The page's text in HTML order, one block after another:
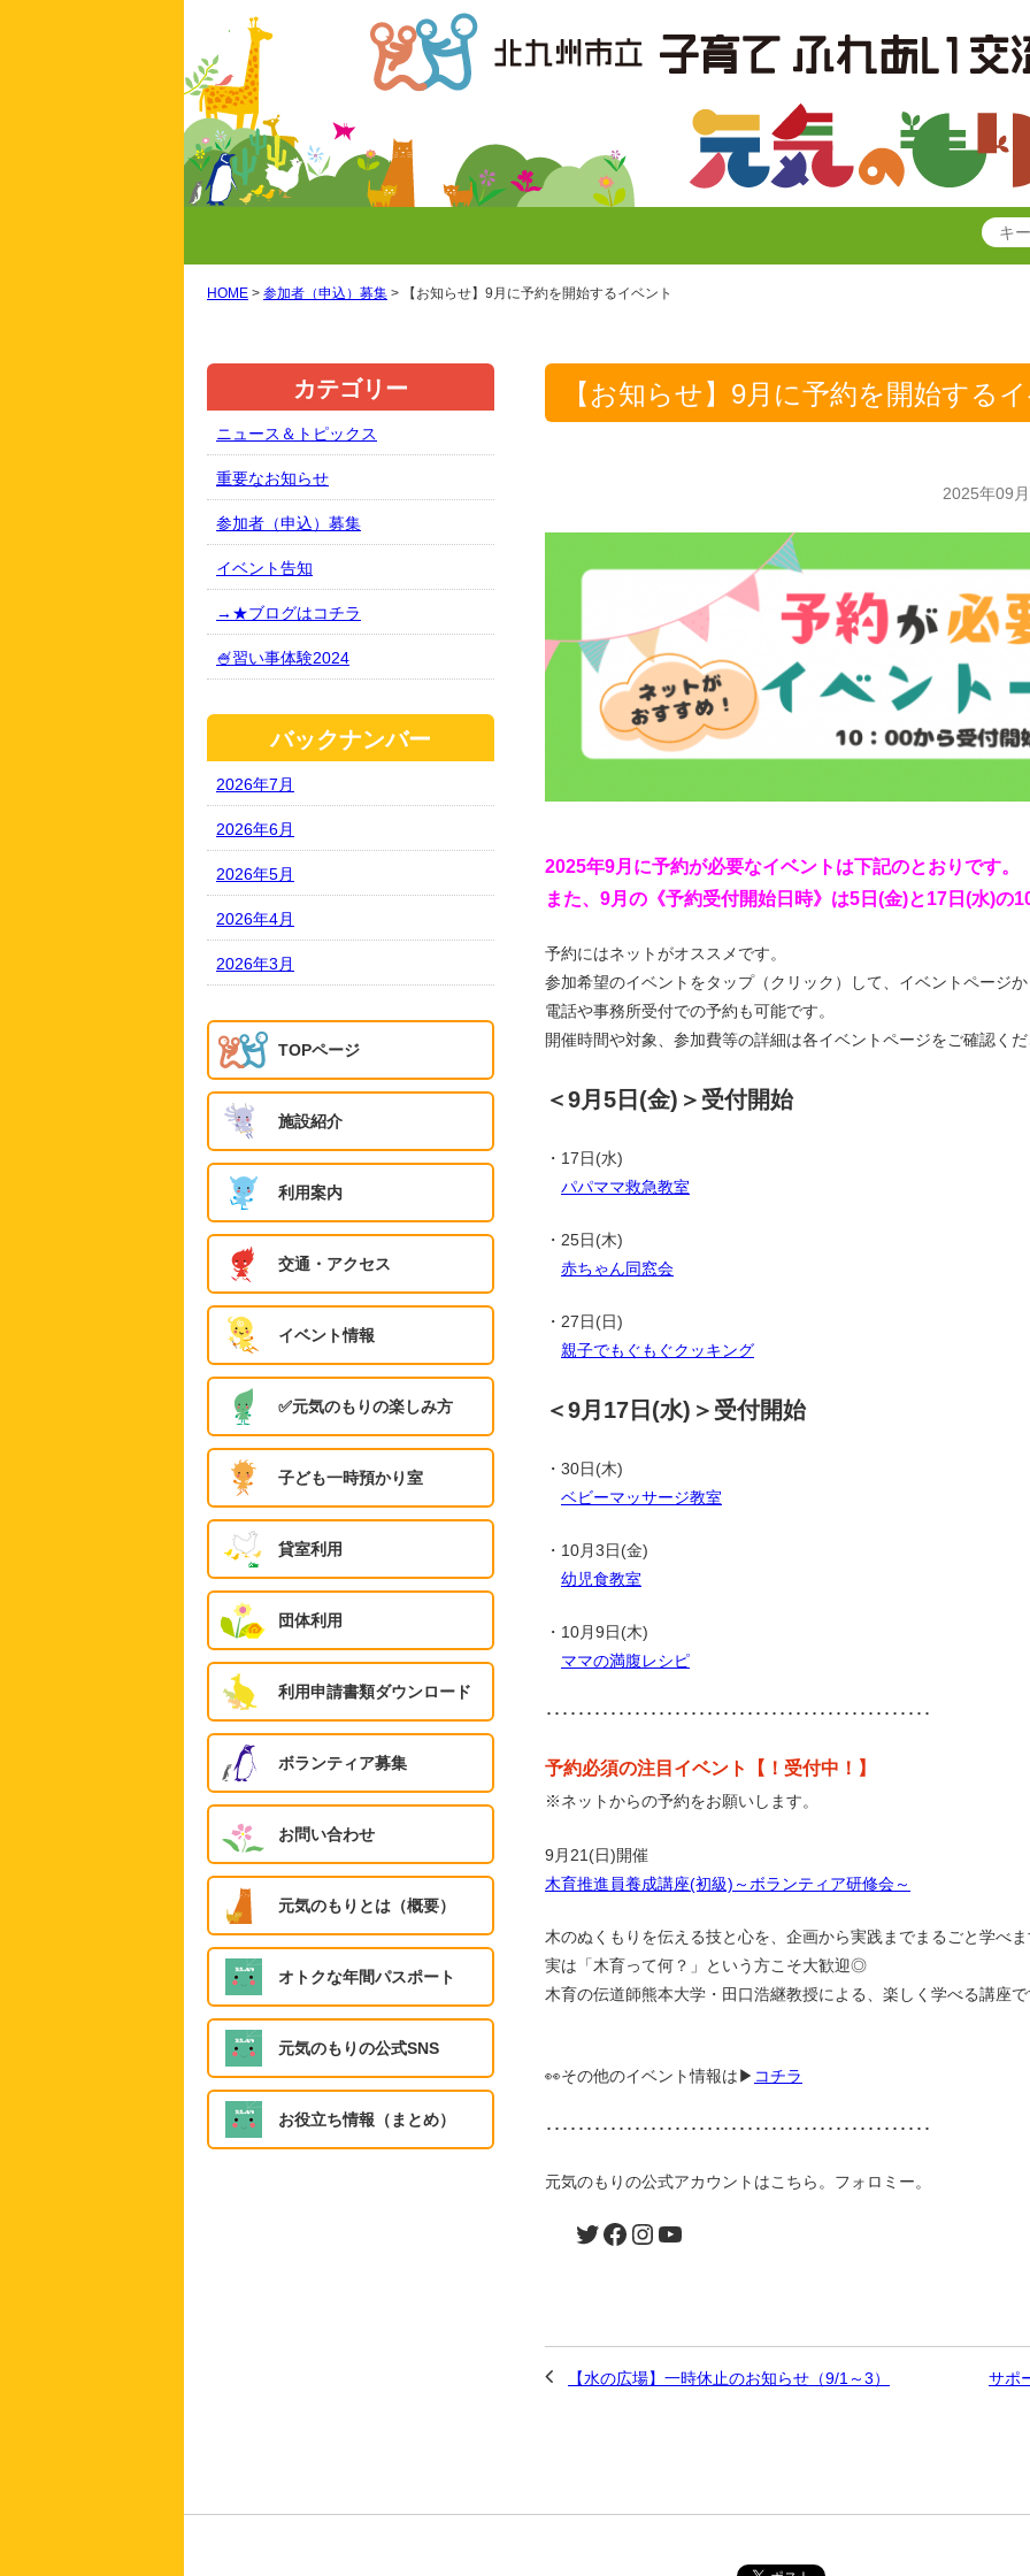
HOME > 参加者（申込）募集 > 【お知らせ】9月に予約を開始するイベント
【お知らせ】9月に予約を開始する
2025年09
2025年9月に予約が必要なイベントは下記のとおりです。
また、9月の《予約受付開始日時》は5日(金)と17日(水)の
予約にはネットがオススメです。
参加希望のイベントをタップ（クリック）して、イベントページ
電話や事務所受付での予約も可能です。
開催時間や対象、参加費等の詳細は各イベントページをご確認く
＜9月5日(金)＞受付開始
・17日(水)
パパママ救急教室
・25日(木)
赤ちゃん同窓会
・27日(日)
親子でもぐもぐクッキング
＜9月17日(水)＞受付開始
・30日(木)
ベビーマッサージ教室
・10月3日(金)
幼児食教室
・10月9日(木)
ママの満腹レシピ
････････････････････････････････････････････････
予約必須の注目イベント【！受付中！】
※ネットからの予約をお願いします。
9月21(日)開催
木育推進員養成講座(初級)～ボランティア研修会～
木のぬくもりを伝える技と心を、企画から実践までまるごと学べ
実は「木育って何？」という方こそ大歓迎◎
木育の伝道師️熊本大学・田口浩継教授による、楽しく学べる講座
👀その他のイベント情報は▶ コチラ
････････････････････････････････････････････････
元気のもりの公式アカウントはこちら。フォロミー。
【水の広場】一時休止のお知らせ（9/1～3） サポ
カテゴリー
ニュース＆トピックス
重要なお知らせ
参加者（申込）募集
イベント告知
→★ブログはコチラ
🍧習い事体験2024
バックナンバー
2026年7月
2026年6月
2026年5月
2026年4月
2026年3月
TOPページ
施設紹介
利用案内
交通・アクセス
イベント情報
✅️元気のもりの楽しみ方
子ども一時預かり室
貸室利用
団体利用
利用申請書類ダウンロード
ボランティア募集
お問い合わせ
元気のもりとは（概要）
オトクな年間パスポート
元気のもりの公式SNS
お役立ち情報（まとめ）